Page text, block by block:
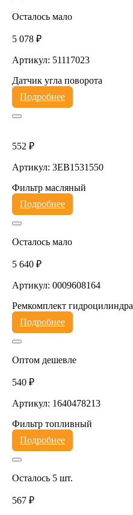
Осталось мало
5 078 ₽
Артикул: 51117023
Датчик угла поворота
Подробнее
552 ₽
Артикул: 3EB1531550
Фильтр масляный
Подробнее
Осталось мало
5 640 ₽
Артикул: 0009608164
Ремкомплект гидроцилиндра
Подробнее
Оптом дешевле
540 ₽
Артикул: 1640478213
Фильтр топливный
Подробнее
Осталось 5 шт.
567 ₽